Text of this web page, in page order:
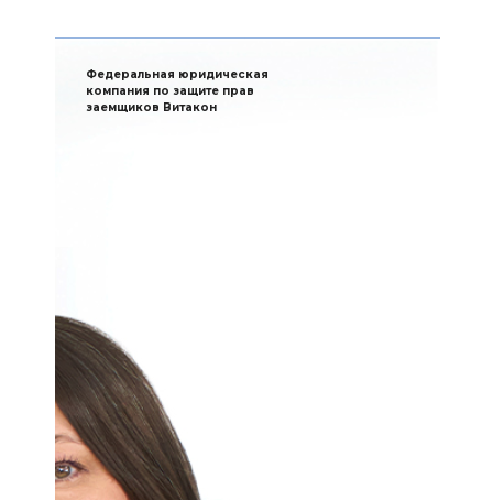
Федеральная юридическая
компания по защите прав
заемщиков Витакон